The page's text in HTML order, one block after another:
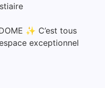
✨ C’est tous
exceptionnel